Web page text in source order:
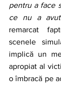
pentru a face
ce nu a
remarcat
scenele
implică un
apropiat al
o îmbracă pe